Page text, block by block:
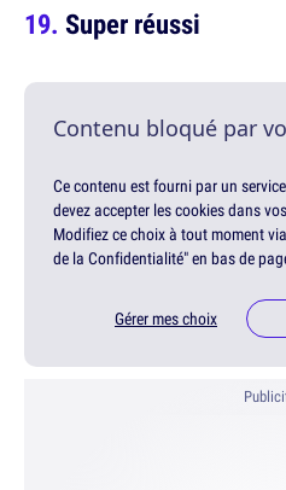
Super réussi
Contenu bloqué par
Ce contenu est fourni par un
devez accepter les cookies dans
Modifiez ce choix à tout moment
de la Confidentialité" en bas de
Gérer mes choix